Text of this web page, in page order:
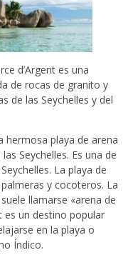
d’Argent es una
de rocas de granito y
de las Seychelles y del
hermosa playa de arena
Seychelles. Es una de
La playa de
y cocoteros. La
llamarse «arena de
es un destino popular
en la playa o
Índico.